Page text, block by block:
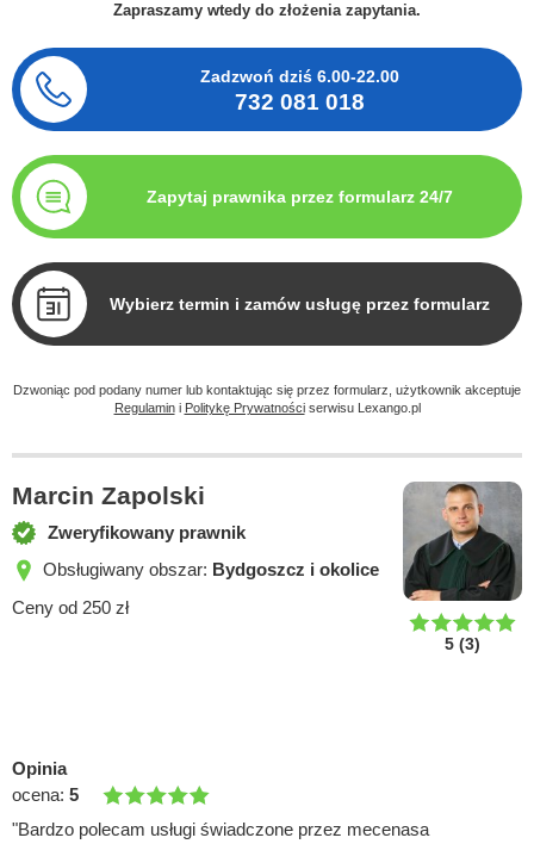
Zapraszamy wtedy do złożenia zapytania.
Zadzwoń dziś 6.00-22.00
732 081 018
Zapytaj prawnika przez formularz 24/7
Wybierz termin i zamów usługę przez formularz
Dzwoniąc pod podany numer lub kontaktując się przez formularz, użytkownik akceptuje
Regulamini Politykę Prywatnościserwisu Lexango.pl
5 (3)
Marcin Zapolski
Zweryfikowany prawnik
Obsługiwany obszar: Bydgoszcz i okolice
Ceny od 250 zł
Opinia
ocena: 5
"Bardzo polecam usługi świadczone przez mecenasa